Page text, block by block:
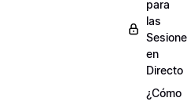
para
las
en
Directo
¿Cómo